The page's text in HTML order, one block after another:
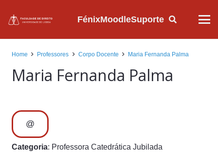
FénixMoodleSuporte
Home Professores Corpo Docente Maria Fernanda Palma
Maria Fernanda Palma
@
Categoria: Professora Catedrática Jubilada